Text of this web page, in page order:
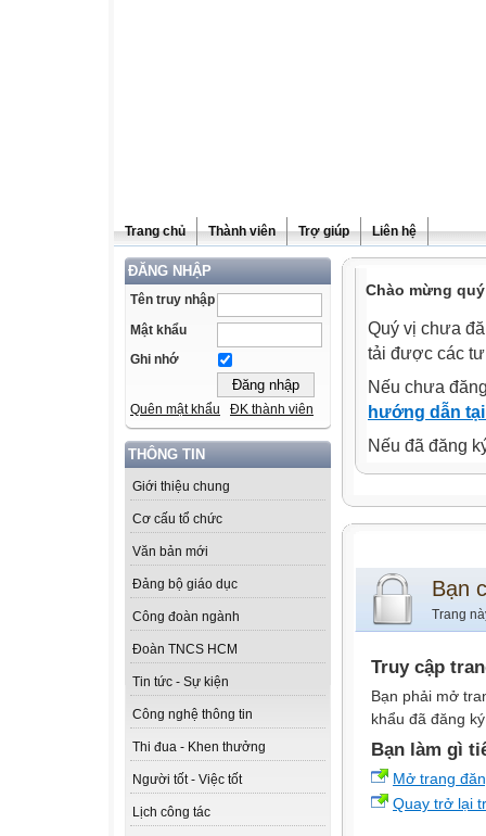
Trang chủ Thành viên Trợ giúp Liên hệ
ĐĂNG NHẬP
Tên truy nhập
Mật khẩu
Ghi nhớ
Quên mật khẩu ĐK thành viên
THÔNG TIN
Giới thiệu chung
Cơ cấu tổ chức
Văn bản mới
Đảng bộ giáo dục
Công đoàn ngành
Đoàn TNCS HCM
Tin tức - Sự kiện
Công nghệ thông tin
Thi đua - Khen thưởng
Người tốt - Việc tốt
Lịch công tác
Chào mừng
Quý vị chưa
tải được các
Nếu chưa
hướng dẫn
Nếu đã đăng
Bạn
Trang
Truy cập
Bạn phải mở
khẩu đã đăng
Bạn làm gì
Mở trang
Quay trở lại